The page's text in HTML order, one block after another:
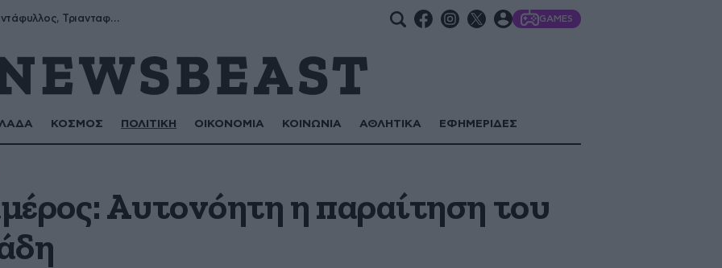
Μύρων, Τριαντάφυλλος, Τριανταφυλλιά, Φυλλιώ, Ρόζα GAMES
ΚΟΣΜΟΣ ΠΟΛΙΤΙΚΗ ΟΙΚΟΝΟΜΙΑ ΚΟΙΝΩΝΙΑ ΑΘΛΗΤΙΚΑ ΕΦΗΜΕΡΙΔΕΣ
Αυτονόητη η παραίτηση του